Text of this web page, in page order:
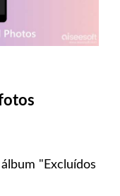
"Excluídos